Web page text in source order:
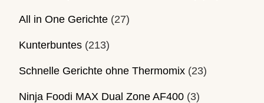
All in One Gerichte (27)
Kunterbuntes (213)
Schnelle Gerichte ohne Thermomix (23)
Ninja Foodi MAX Dual Zone AF400 (3)